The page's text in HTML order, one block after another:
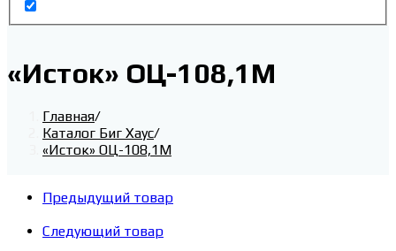
«Исток» ОЦ-108,1М
Главная/
Каталог Биг Хаус/
«Исток» ОЦ-108,1М
Предыдущий товар
Следующий товар